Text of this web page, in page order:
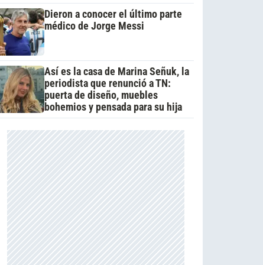
Dieron a conocer el último parte
médico de Jorge Messi
Así es la casa de Marina Señuk, la
periodista que renunció a TN:
puerta de diseño, muebles
bohemios y pensada para su hija